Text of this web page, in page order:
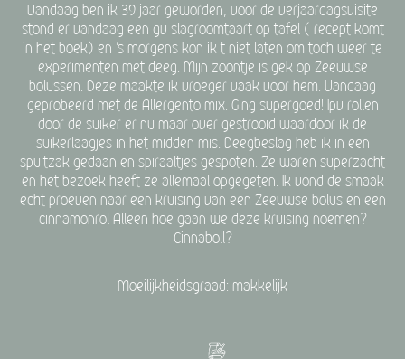
Vandaag ben ik 39 jaar geworden, voor de verjaardagsvisite
stond er vandaag een gv slagroomtaart op tafel ( recept komt
in het boek) en 's morgens kon ik t niet laten om toch weer te
experimenten met deeg. Mijn zoontje is gek op Zeeuwse
bolussen. Deze maakte ik vroeger vaak voor hem. Vandaag
geprobeerd met de Allergento mix. Ging supergoed! Ipv rollen
door de suiker er nu maar over gestrooid waardoor ik de
suikerlaagjes in het midden mis. Deegbeslag heb ik in een
spuitzak gedaan en spiraaltjes gespoten. Ze waren superzacht
en het bezoek heeft ze allemaal opgegeten. Ik vond de smaak
echt proeven naar een kruising van een Zeeuwse bolus en een
cinnamonrol Alleen hoe gaan we deze kruising noemen?
Cinnaboll?
Moeilijkheidsgraad: makkelijk